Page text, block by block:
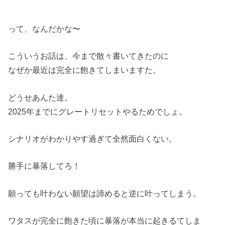
って、なんだかな〜
こういうお話は、今まで散々書いてきたのに
なぜか最近は完全に飽きてしまいますた。
どうせあんた達。
2025年までにグレートリセットやるためでしょ。
シナリオがわかりやす過ぎて全然面白くない。
勝手に暴落してろ！
願っても叶わない願望は諦めると逆に叶ってしまう。
ワタスが完全に飽きた頃に暴落が本当に起きるてしま